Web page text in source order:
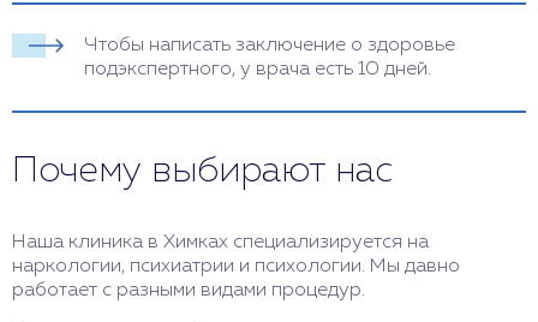
Чтобы написать заключение о здоровье
подэкспертного, у врача есть 10 дней.
Почему выбирают нас
Наша клиника в Химках специализируется на
наркологии, психиатрии и психологии. Мы давно
работает с разными видами процедур.